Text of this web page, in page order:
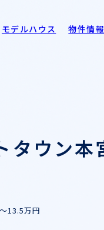
モデルハウス 物件情報
ウン本
13.5万円